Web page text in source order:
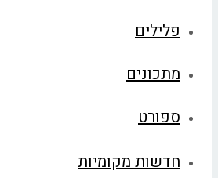
פלילים
מתכונים
ספורט
חדשות מקומיות